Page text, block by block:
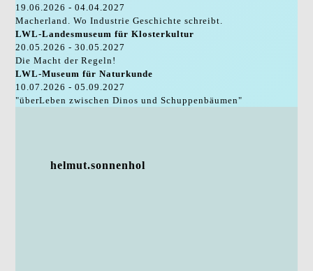
19.06.2026 - 04.04.2027
Macherland. Wo Industrie Geschichte schreibt.
LWL-Landesmuseum für Klosterkultur
20.05.2026 - 30.05.2027
Die Macht der Regeln!
LWL-Museum für Naturkunde
10.07.2026 - 05.09.2027
"überLeben zwischen Dinos und Schuppenbäumen"
helmut.sonnenhol